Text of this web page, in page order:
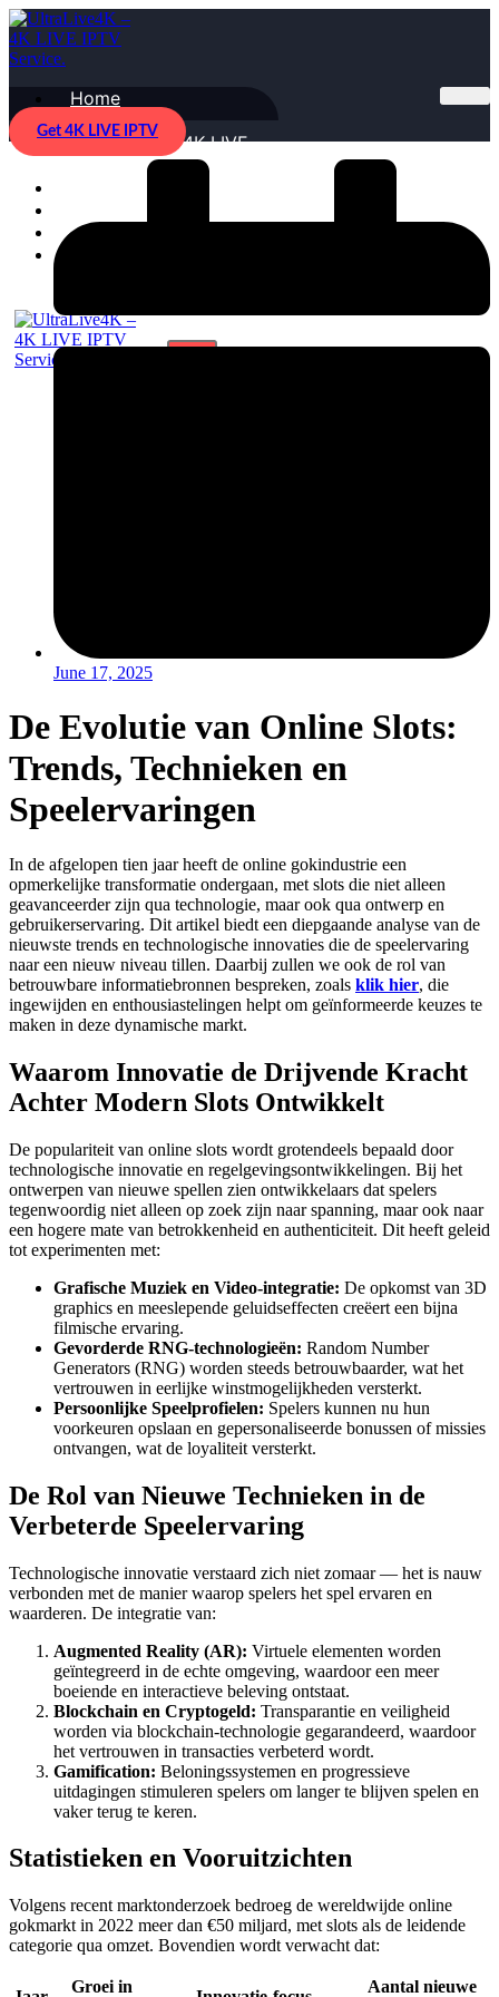
Home
Pricing
Why Choose 4K LIVE
FAQ
Get 4K LIVE IPTV
June 17, 2025
De Evolutie van Online Slots:
Trends, Technieken en
Speelervaringen
In de afgelopen tien jaar heeft de online gokindustrie een
opmerkelijke transformatie ondergaan, met slots die niet alleen
geavanceerder zijn qua technologie, maar ook qua ontwerp en
gebruikerservaring. Dit artikel biedt een diepgaande analyse van de
nieuwste trends en technologische innovaties die de speelervaring
naar een nieuw niveau tillen. Daarbij zullen we ook de rol van
betrouwbare informatiebronnen bespreken, zoals klik hier, die
ingewijden en enthousiastelingen helpt om geïnformeerde keuzes te
maken in deze dynamische markt.
Waarom Innovatie de Drijvende Kracht
Achter Modern Slots Ontwikkelt
De populariteit van online slots wordt grotendeels bepaald door
technologische innovatie en regelgevingsontwikkelingen. Bij het
ontwerpen van nieuwe spellen zien ontwikkelaars dat spelers
tegenwoordig niet alleen op zoek zijn naar spanning, maar ook naar
een hogere mate van betrokkenheid en authenticiteit. Dit heeft geleid
tot experimenten met:
Grafische Muziek en Video-integratie: De opkomst van 3D
graphics en meeslepende geluidseffecten creëert een bijna
filmische ervaring.
Gevorderde RNG-technologieën: Random Number
Generators (RNG) worden steeds betrouwbaarder, wat het
vertrouwen in eerlijke winstmogelijkheden versterkt.
Persoonlijke Speelprofielen: Spelers kunnen nu hun
voorkeuren opslaan en gepersonaliseerde bonussen of missies
ontvangen, wat de loyaliteit versterkt.
De Rol van Nieuwe Technieken in de
Verbeterde Speelervaring
Technologische innovatie verstaard zich niet zomaar — het is nauw
verbonden met de manier waarop spelers het spel ervaren en
waarderen. De integratie van:
Augmented Reality (AR): Virtuele elementen worden
geïntegreerd in de echte omgeving, waardoor een meer
boeiende en interactieve beleving ontstaat.
Blockchain en Cryptogeld: Transparantie en veiligheid
worden via blockchain-technologie gegarandeerd, waardoor
het vertrouwen in transacties verbeterd wordt.
Gamification: Beloningssystemen en progressieve
uitdagingen stimuleren spelers om langer te blijven spelen en
vaker terug te keren.
Statistieken en Vooruitzichten
Volgens recent marktonderzoek bedroeg de wereldwijde online
gokmarkt in 2022 meer dan €50 miljard, met slots als de leidende
categorie qua omzet. Bovendien wordt verwacht dat:
Groei in Aantal nieuwe